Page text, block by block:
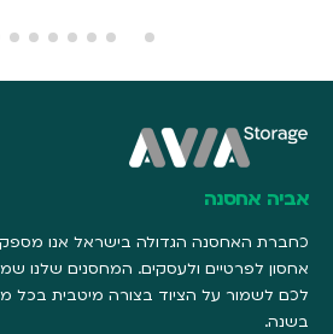
אביה אחסנה
כחברת האחסנה הגדולה בישראל אנו
אחסון לפרטיים ולעסקים. המחסנים שלנו
לכם לשמור על הציוד בצורה מיטבית בכל
בשנה.